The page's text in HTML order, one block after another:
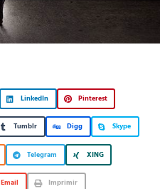
LinkedIn Pinterest
Tumblr Digg Skype
Telegram XING
Email Imprimir